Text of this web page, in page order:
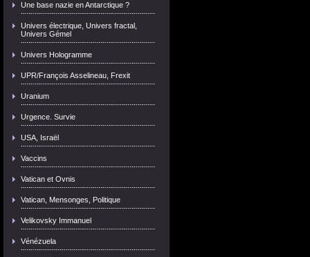
Une base nazie en Antarctique ?
Univers électrique, Univers fractal,
Univers Gémel
Univers Hologramme
UPR/François Asselineau, Frexit
Uranium
Urgence. Survie
USA, Israël
Vaccins
Vatican et Ovnis
Vatican, Mensonges, Politique
Velikovsky Immanuel
Vénézuela